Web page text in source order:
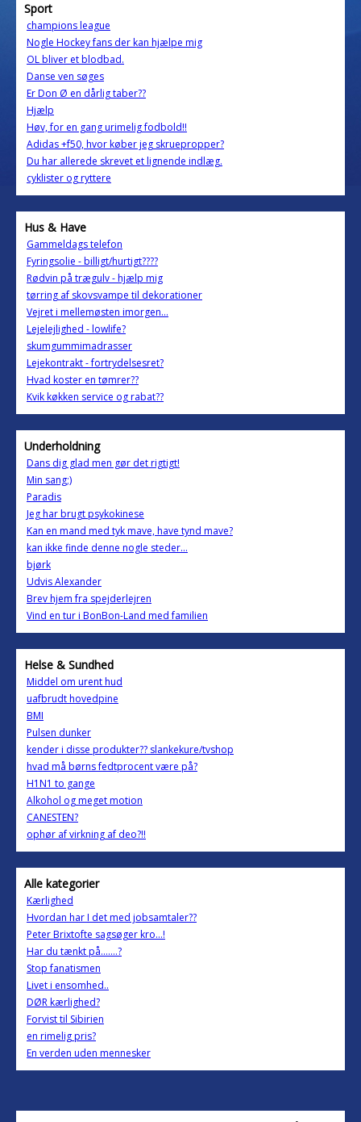
Sport
champions league
Nogle Hockey fans der kan hjælpe mig
OL bliver et blodbad.
Danse ven søges
Er Don Ø en dårlig taber??
Hjælp
Høv, for en gang urimelig fodbold!!
Adidas +f50, hvor køber jeg skruepropper?
Du har allerede skrevet et lignende indlæg.
cyklister og ryttere
Hus & Have
Gammeldags telefon
Fyringsolie - billigt/hurtigt????
Rødvin på trægulv - hjælp mig
tørring af skovsvampe til dekorationer
Vejret i mellemøsten imorgen...
Lejelejlighed - lowlife?
skumgummimadrasser
Lejekontrakt - fortrydelsesret?
Hvad koster en tømrer??
Kvik køkken service og rabat??
Underholdning
Dans dig glad men gør det rigtigt!
Min sang;)
Paradis
Jeg har brugt psykokinese
Kan en mand med tyk mave, have tynd mave?
kan ikke finde denne nogle steder...
bjørk
Udvis Alexander
Brev hjem fra spejderlejren
Vind en tur i BonBon-Land med familien
Helse & Sundhed
Middel om urent hud
uafbrudt hovedpine
BMI
Pulsen dunker
kender i disse produkter?? slankekure/tvshop
hvad må børns fedtprocent være på?
H1N1 to gange
Alkohol og meget motion
CANESTEN?
ophør af virkning af deo?!!
Alle kategorier
Kærlighed
Hvordan har I det med jobsamtaler??
Peter Brixtofte sagsøger kro...!
Har du tænkt på.......?
Stop fanatismen
Livet i ensomhed..
DØR kærlighed?
Forvist til Sibirien
en rimelig pris?
En verden uden mennesker